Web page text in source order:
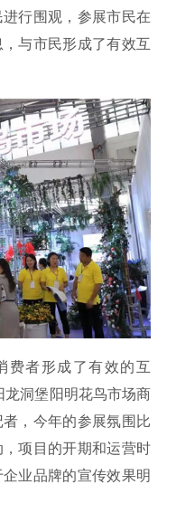
行围观，参展市民在
与市民形成了有效互
费者形成了有效的互
龙洞堡阳明花鸟市场商
，今年的参展氛围比
项目的开期和运营时
业品牌的宣传效果明